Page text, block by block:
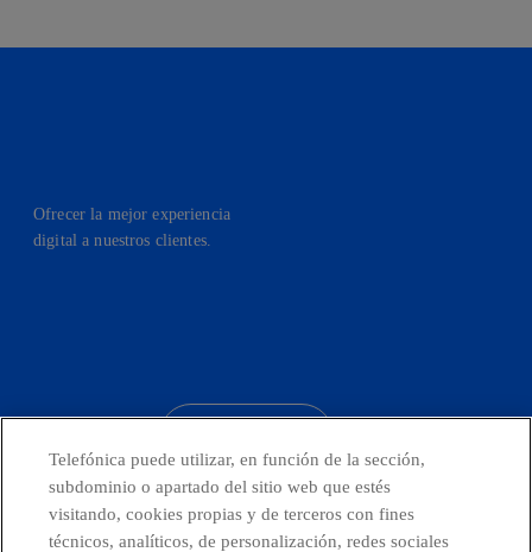
Ofrecer la mejor experiencia
digital a nuestros clientes.
Telefónica en redes sociales
Telefónica puede utilizar, en función de la sección,
subdominio o apartado del sitio web que estés
visitando, cookies propias y de terceros con fines
técnicos, analíticos, de personalización, redes sociales